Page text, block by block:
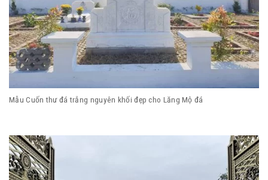
Mẫu Cuốn thư đá trắng nguyên khối đẹp cho Lăng Mộ đá